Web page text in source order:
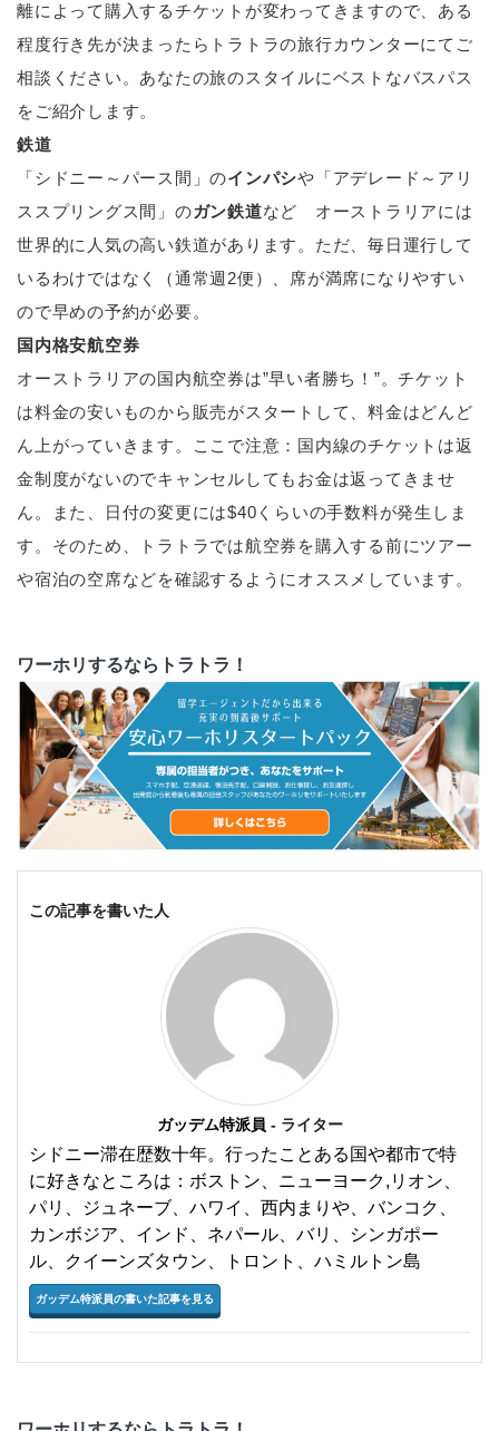
離によって購入するチケットが変わってきますので、ある
程度行き先が決まったらトラトラの旅行カウンターにてご
相談ください。あなたの旅のスタイルにベストなバスパス
をご紹介します。
鉄道
「シドニー～パース間」のインパシや「アデレード～アリ
ススプリングス間」のガン鉄道など オーストラリアには
世界的に人気の高い鉄道があります。ただ、毎日運行して
いるわけではなく（通常週2便）、席が満席になりやすい
ので早めの予約が必要。
国内格安航空券
オーストラリアの国内航空券は”早い者勝ち！”。チケット
は料金の安いものから販売がスタートして、料金はどんど
ん上がっていきます。ここで注意：国内線のチケットは返
金制度がないのでキャンセルしてもお金は返ってきませ
ん。また、日付の変更には$40くらいの手数料が発生しま
す。そのため、トラトラでは航空券を購入する前にツアー
や宿泊の空席などを確認するようにオススメしています。
ワーホリするならトラトラ！
この記事を書いた人
ガッデム特派員 - ライター
シドニー滞在歴数十年。行ったことある国や都市で特
に好きなところは：ボストン、ニューヨーク,リオン、
パリ、ジュネーブ、ハワイ、西内まりや、バンコク、
カンボジア、インド、ネパール、バリ、シンガポー
ル、クイーンズタウン、トロント、ハミルトン島
ガッデム特派員の書いた記事を見る